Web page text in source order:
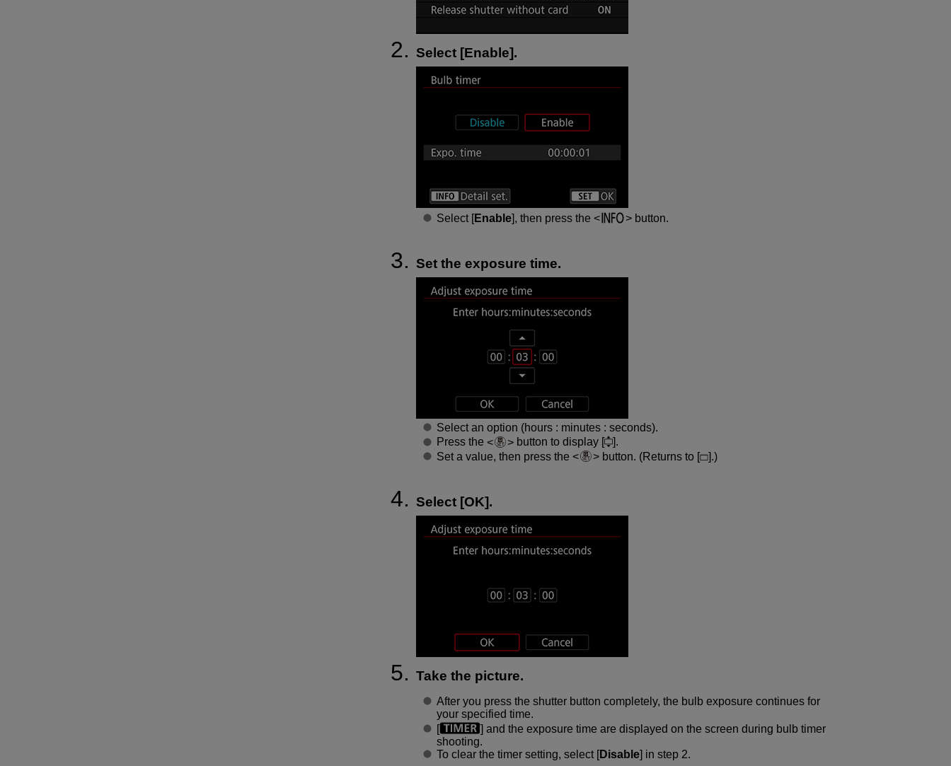
Select [Enable].
Select [Enable], then press the button.
Set the exposure time.
Select an option (hours : minutes : seconds).
Press the
button to display [
].
Set a value, then press the
button. (Returns to [ ].)
Select [OK].
Take the picture.
After you press the shutter button completely, the bulb exposure continues for
your specified time.
[
] and the exposure time are displayed on the screen during bulb timer
shooting.
To clear the timer setting, select [Disable] in step 2.